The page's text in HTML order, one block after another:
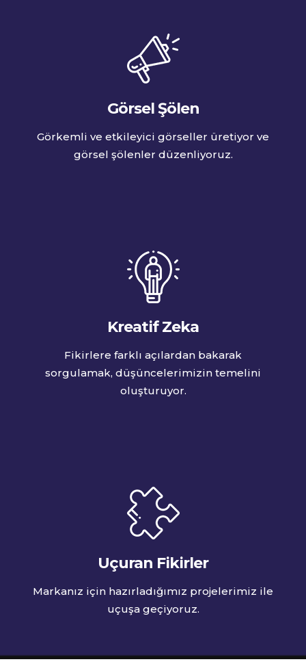
Görsel Şölen
Görkemli ve etkileyici görseller üretiyor ve
görsel şölenler düzenliyoruz.
Kreatif Zeka
Fikirlere farklı açılardan bakarak
sorgulamak, düşüncelerimizin temelini
oluşturuyor.
Uçuran Fikirler
Markanız için hazırladığımız projelerimiz ile
uçuşa geçiyoruz.